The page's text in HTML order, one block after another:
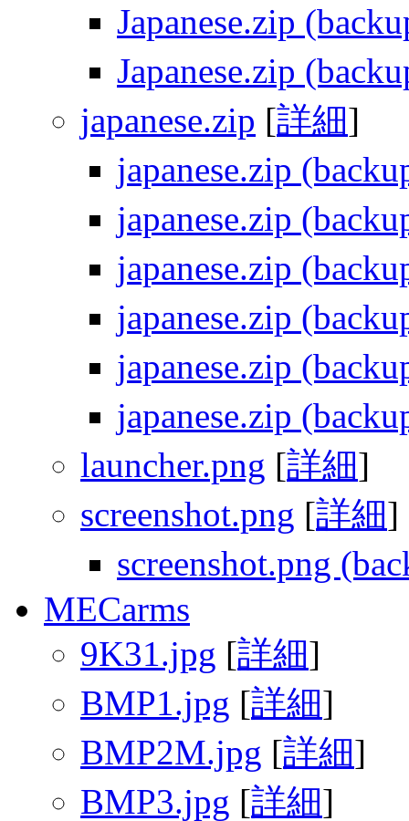
Japanese.zip
Japanese.zip
japanese.zip [詳細]
japanese.zip
japanese.zip
japanese.zip
japanese.zip
japanese.zip
japanese.zip
launcher.png [詳細]
screenshot.png [詳細]
screenshot.png
MECarms
9K31.jpg [詳細]
BMP1.jpg [詳細]
BMP2M.jpg [詳細]
BMP3.jpg [詳細]